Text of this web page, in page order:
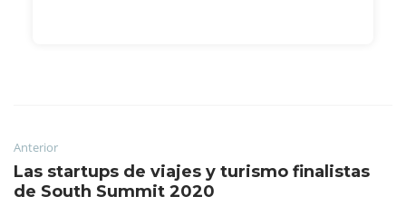
Anterior
Las startups de viajes y turismo finalistas
de South Summit 2020